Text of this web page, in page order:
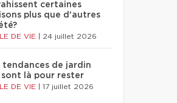
certaines
plus que d'autres
DE VIE 24 juillet 2026
tendances de jardin
sont là pour rester
DE VIE 17 juillet 2026